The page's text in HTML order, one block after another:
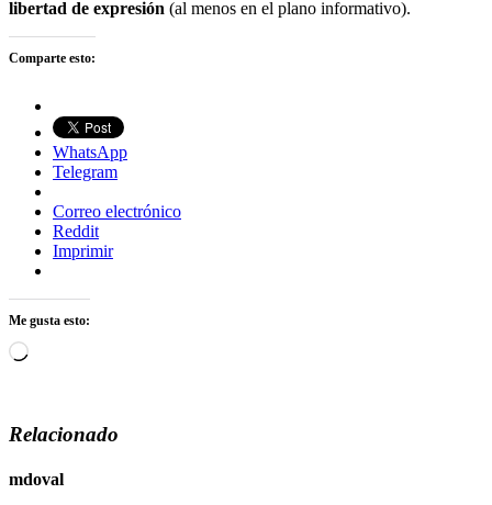
libertad de expresión (al menos en el plano informativo).
Comparte esto:
WhatsApp
Telegram
Correo electrónico
Reddit
Imprimir
Me gusta esto:
Cargando...
Relacionado
mdoval